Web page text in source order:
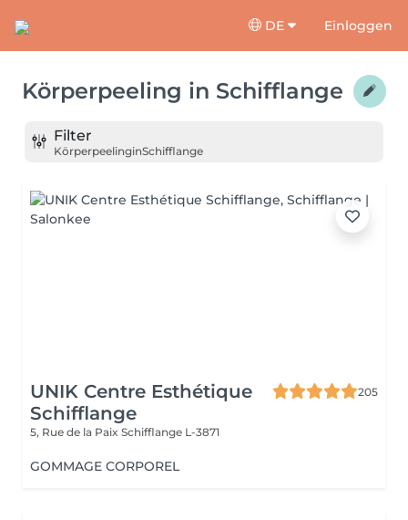
DE Einloggen
Körperpeeling in Schifflange
Filter
KörperpeelinginSchifflange
UNIK Centre Esthétique
Schifflange
205
5, Rue de la Paix Schifflange L-3871
GOMMAGE CORPOREL